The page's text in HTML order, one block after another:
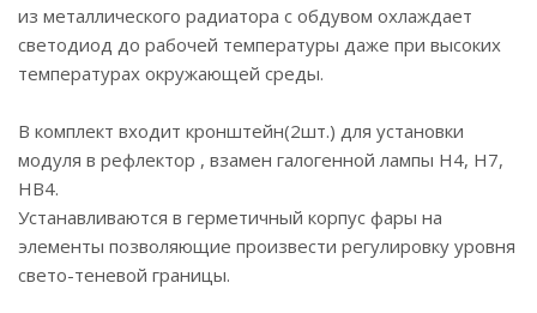
из металлического радиатора с обдувом охлаждает
светодиод до рабочей температуры даже при высоких
температурах окружающей среды.
В комплект входит кронштейн(2шт.) для установки
модуля в рефлектор , взамен галогенной лампы H4, H7,
HB4.
Устанавливаются в герметичный корпус фары на
элементы позволяющие произвести регулировку уровня
свето-теневой границы.